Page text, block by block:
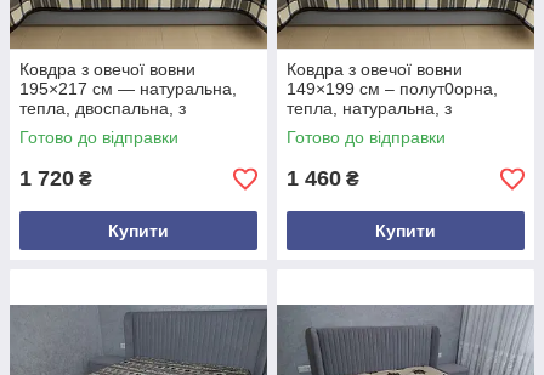
Ковдра з овечої вовни
195×217 см — натуральна,
тепла, двоспальна, з
візерунком «квадратик»
коричневих, сірих, чорних і
Готово до відправки
1 720 ₴
Купити
Ковдра з овечої вовни
149×199 см – полут0орна,
тепла, натуральна, з
візерунком «квадратик»
Готово до відправки
1 460 ₴
Купити